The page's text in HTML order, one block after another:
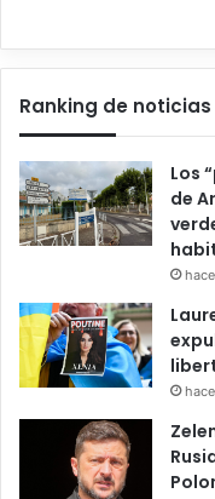
Ranking de noticias
Los
de